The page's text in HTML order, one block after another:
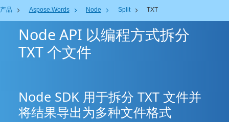
产品 Aspose.Words Node Split TXT
Node API 以编程方式拆分
TXT 个文件
Node SDK 用于拆分 TXT 文件并
将结果导出为多种文件格式